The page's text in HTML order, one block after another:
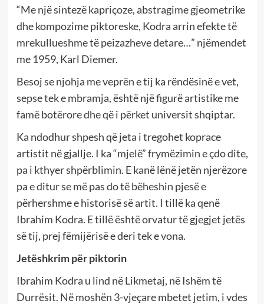
“Me një sintezë kapriçoze, abstragime gjeometrike
dhe kompozime piktoreske, Kodra arrin efekte të
mrekullueshme të peizazheve detare…” njëmendet
me 1959, Karl Diemer.
Besoj se njohja me veprën e tij ka rëndësinë e vet,
sepse tek e mbramja, është një figurë artistike me
famë botërore dhe që i përket universit shqiptar.
Ka ndodhur shpesh që jeta i tregohet koprace
artistit në gjallje. I ka “mjelë” frymëzimin e çdo dite,
pa i kthyer shpërblimin. E kanë lënë jetën njerëzore
pa e ditur se më pas do të bëheshin pjesë e
përhershme e historisë së artit. I tillë ka qenë
Ibrahim Kodra. E tillë është orvatur të gjegjet jetës
së tij, prej fëmijërisë e deri tek e vona.
Jetëshkrim për piktorin
Ibrahim Kodra u lind në Likmetaj, në Ishëm të
Durrësit. Në moshën 3-vjeçare mbetet jetim, i vdes